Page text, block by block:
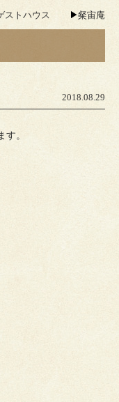
ストハウス 粲宙庵
2018.08.29
。